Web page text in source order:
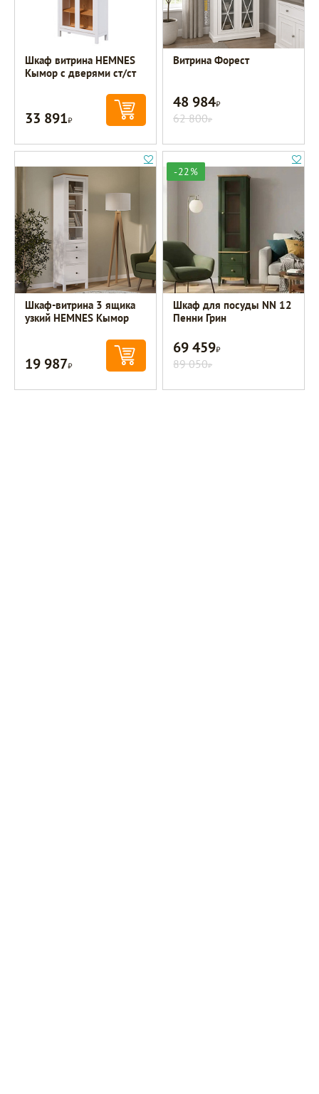
Шкаф витрина HEMNES
Кымор с дверями ст/ст
33 891Р
Витрина Форест
48 984Р
62 800Р
Шкаф-витрина 3 ящика
узкий HEMNES Кымор
19 987Р
-22%
Шкаф для посуды NN 12
Пенни Грин
69 459Р
89 050Р